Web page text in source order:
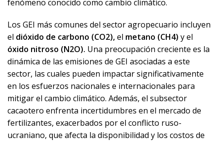
fenómeno conocido como cambio climático.
Los GEI más comunes del sector agropecuario incluyen
el dióxido de carbono (CO2),el metano (CH4) y el
óxido nitroso (N2O). Una preocupación creciente es la
dinámica de las emisiones de GEI asociadas a este
sector, las cuales pueden impactar significativamente
en los esfuerzos nacionales e internacionales para
mitigar el cambio climático. Además, el subsector
cacaotero enfrenta incertidumbres en el mercado de
fertilizantes, exacerbados por el conflicto ruso-
ucraniano, que afecta la disponibilidad y los costos de